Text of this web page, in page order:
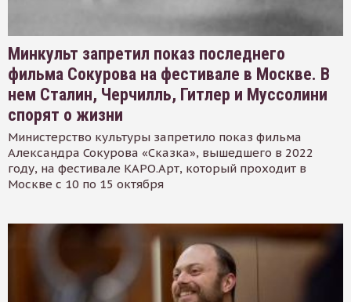
Минкульт запретил показ последнего
фильма Сокурова на фестивале в Москве. В
нем Сталин, Черчилль, Гитлер и Муссолини
спорят о жизни
Министерство культуры запретило показ фильма
Александра Сокурова «Сказка», вышедшего в 2022
году, на фестивале КАРО.Арт, который проходит в
Москве с 10 по 15 октября